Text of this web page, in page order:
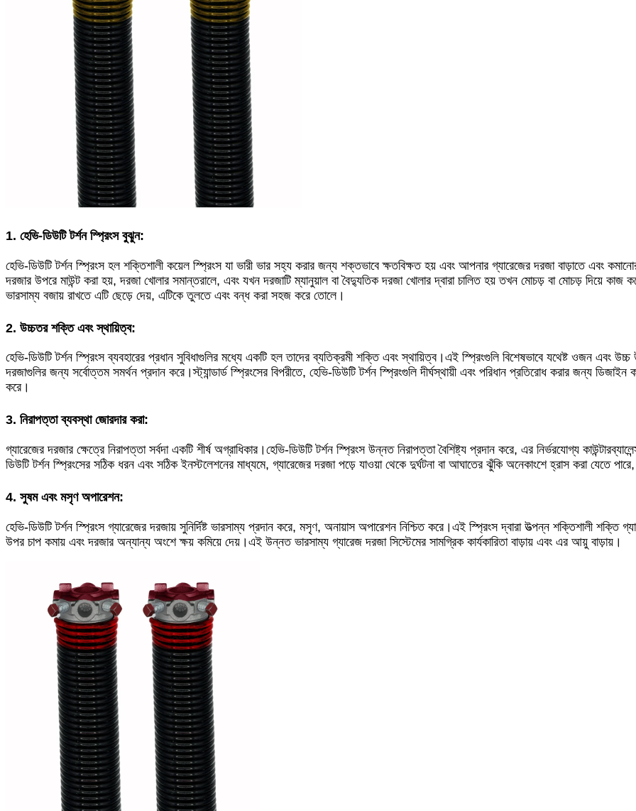
1. হেভি-ডিউটি ​​টর্শন স্প্রিংস বুঝুন:
হেভি-ডিউটি ​​টর্শন স্প্রিংস হল শক্তিশালী কয়েল স্প্রিংস যা ভারী ভার সহ্য করার জন্য শক্তভাবে ক্ষতবিক্ষত হয় এবং আপনার গ্যারেজের দরজা বাড়াতে এবং
দরজার উপরে মাউন্ট করা হয়, দরজা খোলার সমান্তরালে, এবং যখন দরজাটি ম্যানুয়াল বা বৈদ্যুতিক দরজা খোলার দ্বারা চালিত হয় তখন মোচড় বা মোচড় দিয়ে
ভারসাম্য বজায় রাখতে এটি ছেড়ে দেয়, এটিকে তুলতে এবং বন্ধ করা সহজ করে তোলে।
2. উচ্চতর শক্তি এবং স্থায়িত্ব:
হেভি-ডিউটি ​​টর্শন স্প্রিংস ব্যবহারের প্রধান সুবিধাগুলির মধ্যে একটি হল তাদের ব্যতিক্রমী শক্তি এবং স্থায়িত্ব।এই স্প্রিংগুলি বিশেষভাবে যথেষ্ট ওজন
দরজাগুলির জন্য সর্বোত্তম সমর্থন প্রদান করে।স্ট্যান্ডার্ড স্প্রিংসের বিপরীতে, হেভি-ডিউটি ​​টর্শন স্প্রিংগুলি দীর্ঘস্থায়ী এবং পরিধান প্রতিরোধ করার জন্য
করে।
3. নিরাপত্তা ব্যবস্থা জোরদার করা:
গ্যারেজের দরজার ক্ষেত্রে নিরাপত্তা সর্বদা একটি শীর্ষ অগ্রাধিকার।হেভি-ডিউটি ​​টর্শন স্প্রিংস উন্নত নিরাপত্তা বৈশিষ্ট্য প্রদান করে, এর নির্ভরযোগ্য
ডিউটি ​​টর্শন স্প্রিংসের সঠিক ধরন এবং সঠিক ইনস্টলেশনের মাধ্যমে, গ্যারেজের দরজা পড়ে যাওয়া থেকে দুর্ঘটনা বা আঘাতের ঝুঁকি অনেকাংশে হ্রাস করা যেতে
4. সুষম এবং মসৃণ অপারেশন:
হেভি-ডিউটি ​​টর্শন স্প্রিংস গ্যারেজের দরজায় সুনির্দিষ্ট ভারসাম্য প্রদান করে, মসৃণ, অনায়াস অপারেশন নিশ্চিত করে।এই স্প্রিংস দ্বারা উত্পন্ন শক্তিশালী
উপর চাপ কমায় এবং দরজার অন্যান্য অংশে ক্ষয় কমিয়ে দেয়।এই উন্নত ভারসাম্য গ্যারেজ দরজা সিস্টেমের সামগ্রিক কার্যকারিতা বাড়ায় এবং এর আয়ু বাড়ায়।